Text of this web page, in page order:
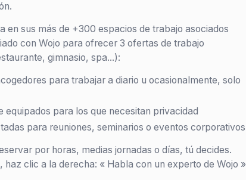
en sus más de +300 espacios de trabajo asociados
con Wojo para ofrecer 3 ofertas de trabajo
gimnasio, spa...):
para trabajar a diario u ocasionalmente, solo
para los que necesitan privacidad
para reuniones, seminarios o eventos corporativos
por horas, medias jornadas o días, tú decides.
clic a la derecha: « Habla con un experto de Wojo »